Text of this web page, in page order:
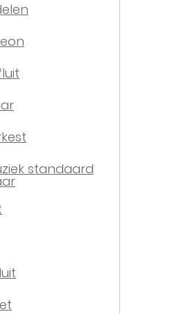
standaard